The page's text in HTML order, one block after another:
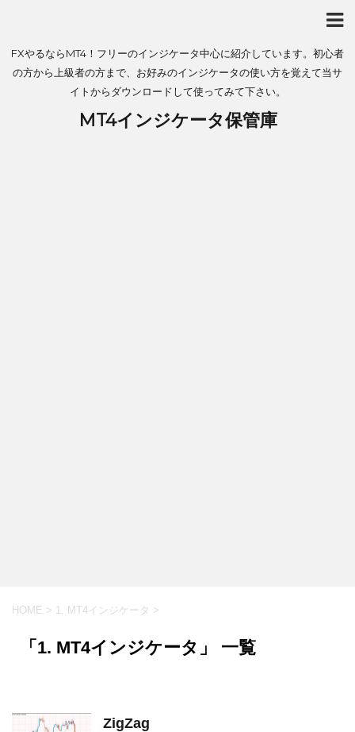
FXやるならMT4！フリーのインジケータ中心に紹介しています。初心者
の方から上級者の方まで、お好みのインジケータの使い方を覚えて当サ
イトからダウンロードして使ってみて下さい。
MT4インジケータ保管庫
HOME > 1. MT4インジケータ >
「1. MT4インジケータ」 一覧
ZigZag